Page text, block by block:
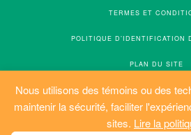
TERMES ET
POLITIQUE D’IDENTIFICATION
PLAN DU SITE
© ENSEIGNER DEHORS. TOUS
RÉALISATION: SALTO
Nous utilisons des témoins ou des
maintenir la sécurité, faciliter
sites. Lire la